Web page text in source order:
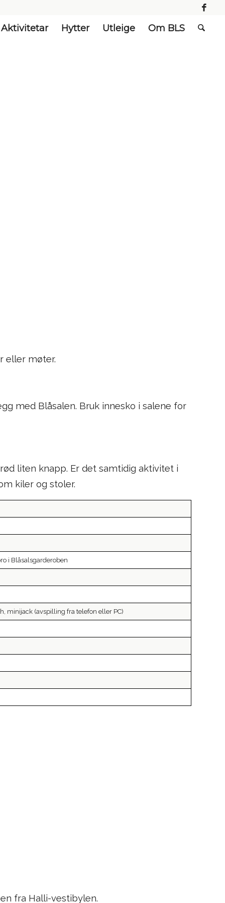
Aktivitetar Hytter Utleige Om BLS
eller møter.
med Blåsalen. Bruk innesko i salene for
liten knapp. Er det samtidig aktivitet i
kiler og stoler.
i Blåsalsgarderoben
minijack (avspilling fra telefon eller PC)
fra Halli-vestibylen.